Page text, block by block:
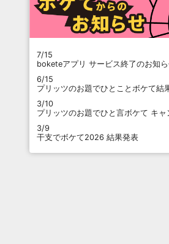
7/15
boketeアプリ サービス終了のお知
6/15
プリッツのお題でひとことボケて結
3/10
プリッツのお題でひと言ボケて キャ
3/9
干支でボケて2026 結果発表